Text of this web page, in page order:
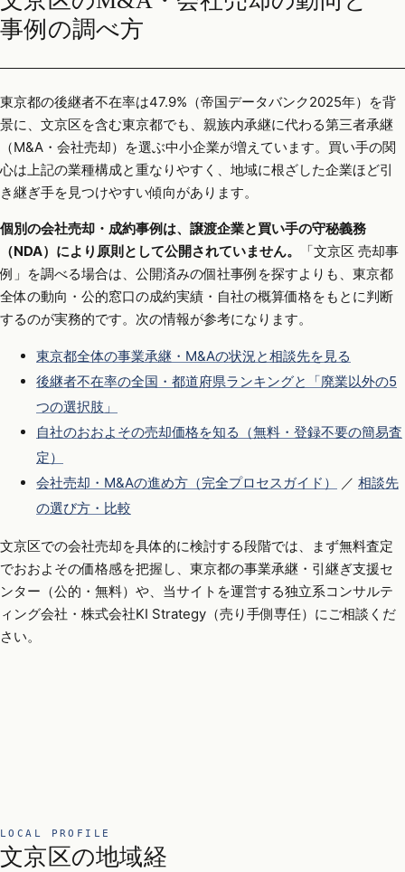
事例の調べ方
東京都の後継者不在率は47.9%（帝国データバンク2025年）を背
景に、文京区を含む東京都でも、親族内承継に代わる第三者承継
（M&A・会社売却）を選ぶ中小企業が増えています。買い手の関
心は上記の業種構成と重なりやすく、地域に根ざした企業ほど引
き継ぎ手を見つけやすい傾向があります。
個別の会社売却・成約事例は、譲渡企業と買い手の守秘義務
（NDA）により原則として公開されていません。
「文京区 売却事
例」を調べる場合は、公開済みの個社事例を探すよりも、東京都
全体の動向・公的窓口の成約実績・自社の概算価格をもとに判断
するのが実務的です。次の情報が参考になります。
東京都全体の事業承継・M&Aの状況と相談先を見る
後継者不在率の全国・都道府県ランキングと「廃業以外の5
つの選択肢」
自社のおおよその売却価格を知る（無料・登録不要の簡易査
定）
会社売却・M&Aの進め方（完全プロセスガイド）
／ 相談先
の選び方・比較
文京区での会社売却を具体的に検討する段階では、まず無料査定
でおおよその価格感を把握し、東京都の事業承継・引継ぎ支援セ
ンター（公的・無料）や、当サイトを運営する独立系コンサルテ
ィング会社・株式会社KI Strategy（売り手側専任）にご相談くだ
さい。
LOCAL PROFILE
文京区の地域経